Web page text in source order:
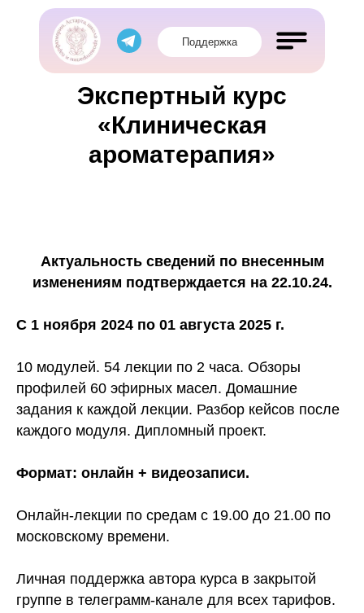
Обучение Магазин
Поддержка
Экспертный курс
«Клиническая
ароматерапия»
Актуальность сведений по внесенным
изменениям подтверждается на 22.10.24.
С 1 ноября 2024 по 01 августа 2025 г.
10 модулей. 54 лекции по 2 часа. Обзоры
профилей 60 эфирных масел. Домашние
задания к каждой лекции. Разбор кейсов после
каждого модуля. Дипломный проект.
Формат: онлайн + видеозаписи.
Онлайн-лекции по средам с 19.00 до 21.00 по
московскому времени.
Личная поддержка автора курса в закрытой
группе в телеграмм-канале для всех тарифов.